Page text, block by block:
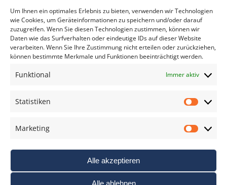
Um Ihnen ein optimales Erlebnis zu bieten, verwenden wir Technologien
wie Cookies, um Geräteinformationen zu speichern und/oder darauf
zuzugreifen. Wenn Sie diesen Technologien zustimmen, können wir
Daten wie das Surfverhalten oder eindeutige IDs auf dieser Website
verarbeiten. Wenn Sie Ihre Zustimmung nicht erteilen oder zurückziehen,
können bestimmte Merkmale und Funktionen beeinträchtigt werden.
Funktional Immer aktiv
Statistiken
Marketing
Alle akzeptieren
Alle ablehnen
*